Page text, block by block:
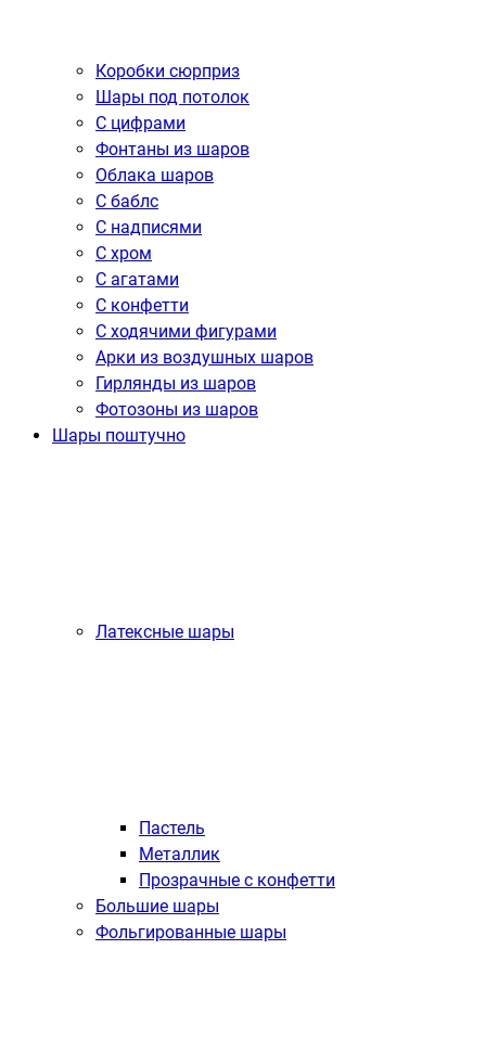
Коробки сюрприз
Шары под потолок
С цифрами
Фонтаны из шаров
Облака шаров
С баблс
С надписями
С хром
С агатами
С конфетти
С ходячими фигурами
Арки из воздушных шаров
Гирлянды из шаров
Фотозоны из шаров
Шары поштучно
Латексные шары
Пастель
Металлик
Прозрачные с конфетти
Большие шары
Фольгированные шары